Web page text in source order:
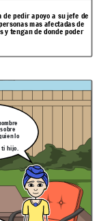
pedir apoyo a su jefe de
mas afectadas de
y tengan de donde poder
lo
ti hijo.